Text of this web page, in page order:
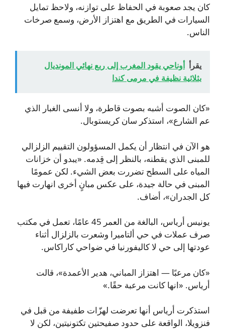
كان يجد صعوبة في الحفاظ على توازنه، ولاحظ تمايل
السيارات في الطريق مع اهتزاز الأرض، وسمع صرخات
الناس.
يقرأ أوناحي يقود المغرب إلى ربع نهائي المونديال
بثلاثية نظيفة في مرمى كندا
«كان الصوت أشبه بصوت قاطرة، ولا أنسى الغبار الذي
عم الشارع»، استذكر سان كريستوبال.
هو الآن في انتظار أن يكمل المسؤولون التقييم الزلزالي
للمبنى الذي يقطنه، بالنظر إلى قِدمه. «يبدو أن خزانات
المياه على السطح تضررت بعض الشيء. لكن عمومًا
المبنى في حالة جيدة، على عكس مبانٍ أخرى انهارت فيها
كل الجدران»، أضاف.
يونيس أرياس، البالغة من العمر 45 عامًا، تعمل في مكتب
صرف عملات في حي ألتاميرا وشعرت بالزلزال أثناء
عودتها إلى حي لا كاليفورنيا في ضواحي كاراكاس.
«كان مرعبًا — اهتزاز المباني، هدير الأعمدة»، قالت
أرياس. «انها كانت مرعبة حقًا.»
استذكرت أرياس أنها تعرضت لهزّات طفيفة من قبل في
فنزويلا، الواقعة على حدود صفيحتين تكتونيتين، لكن لا